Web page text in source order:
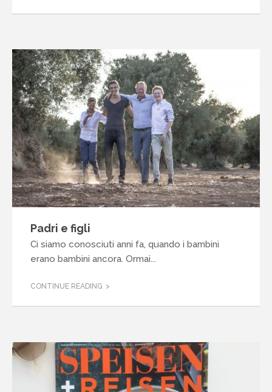
Padri e figli
Ci siamo conosciuti anni fa, quando i bambini
erano bambini ancora. Ormai...
CONTINUE READING